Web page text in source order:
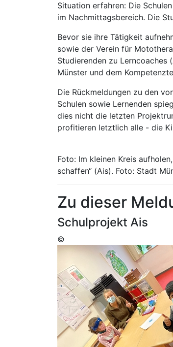
Situation erfahren: Die
im Nachmittagsbereich. Die
Bevor sie ihre Tätigkeit
sowie der Verein für
Studierenden zu
Münster und dem
Die Rückmeldungen zu den
Schulen sowie Lernenden
dies nicht die letzten
profitieren letztlich alle - die
Foto: Im kleinen Kreis
schaffen“ (Ais). Foto: Stadt
Zu dieser
Schulprojekt Ais
©